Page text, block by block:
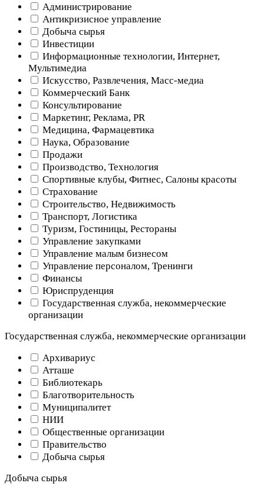
Администрирование
Антикризисное управление
Добыча cырья
Инвестиции
Информационные технологии, Интернет,
Мультимедиа
Искусство, Развлечения, Масс-медиа
Коммерческий Банк
Консультирование
Маркетинг, Реклама, PR
Медицина, Фармацевтика
Наука, Образование
Продажи
Производство, Технология
Спортивные клубы, Фитнес, Салоны красоты
Страхование
Строительство, Недвижимость
Транспорт, Логистика
Туризм, Гостиницы, Рестораны
Управление закупками
Управление малым бизнесом
Управление персоналом, Тренинги
Финансы
Юриспруденция
Государственная служба, некоммерческие
организации
Государственная служба, некоммерческие организации
Архивариус
Атташе
Библиотекарь
Благотворительность
Муниципалитет
НИИ
Общественные организации
Правительство
Добыча сырья
Добыча сырья